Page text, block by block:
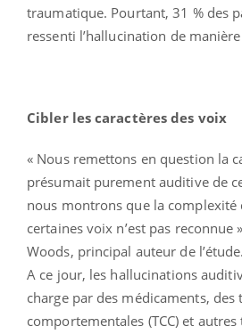
traumatique. Pourtant, 31 % des
ressenti l’hallucination de
Cibler les caractères des voix
« Nous remettons en question la
présumait purement auditive de
nous montrons que la complexité
certaines voix n’est pas reconnue
Woods, principal auteur de l’étude.
A ce jour, les hallucinations
charge par des médicaments,
comportementales (TCC) et